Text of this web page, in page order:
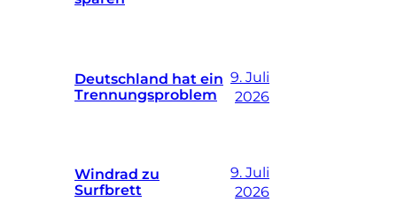
Deutschland hat ein
Trennungsproblem
9. Juli
2026
Windrad zu
Surfbrett
9. Juli
2026